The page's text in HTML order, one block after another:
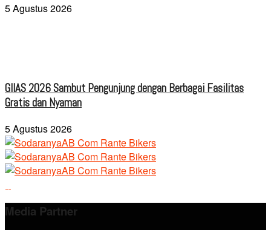
5 Agustus 2026
GIIAS 2026 Sambut Pengunjung dengan Berbagai Fasilitas
Gratis dan Nyaman
5 Agustus 2026
Media Partner